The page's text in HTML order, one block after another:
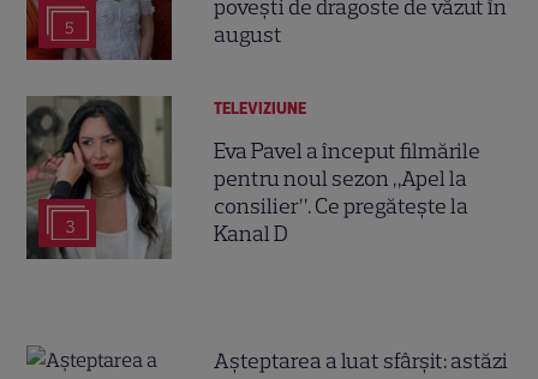
5
povești de dragoste de văzut în
august
3
TELEVIZIUNE
Eva Pavel a început filmările
pentru noul sezon „Apel la
consilier”. Ce pregătește la
Kanal D
Așteptarea a luat sfârșit: astăzi